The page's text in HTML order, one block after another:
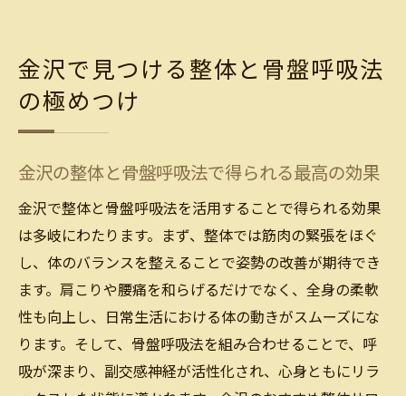
金沢で整体と骨盤呼吸法がもたらす心身の
骨盤呼吸法を活用した金沢の整体の特長
整体を通じて金沢で心地よいリフレッシュ体験
金沢の整体で心地よいリフレッシュを実感
する方法
金沢で整体を利用して新たな心身の活力を
得る
整体で金沢のリフレッシュ体験を楽しむ秘
訣
金沢で見つける整体と骨盤呼吸法
の極めつけ
金沢の整体と骨盤呼吸法で得られる最高の効果
金沢で整体と骨盤呼吸法を活用することで得られる効果
は多岐にわたります。まず、整体では筋肉の緊張をほぐ
し、体のバランスを整えることで姿勢の改善が期待でき
ます。肩こりや腰痛を和らげるだけでなく、全身の柔軟
性も向上し、日常生活における体の動きがスムーズにな
ります。そして、骨盤呼吸法を組み合わせることで、呼
吸が深まり、副交感神経が活性化され、心身ともにリラ